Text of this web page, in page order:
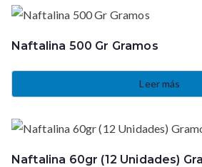
Naftalina 500 Gr Gramos
Leer más
Naftalina 60gr (12 Unidades)